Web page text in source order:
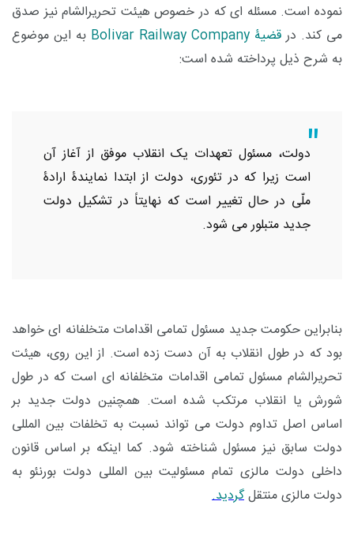
نموده است. مسئله ای که در خصوص هیئت تحریرالشام نیز صدق
می کند. درقضیۀ Bolivar Railway Company به این موضوع
به شرح ذیل پرداخته شده است:
دولت، مسئول تعهدات یک انقلاب موفق از آغاز آن
است زیرا که در تئوری، دولت از ابتدا نمایندۀ ارادۀ
ملّی در حال تغییر است که نهایتاً در تشکیل دولت
جدید متبلور می شود.
بنابراین حکومت جدید مسئول تمامی اقدامات متخلفانه ای خواهد
بود که در طول انقلاب به آن دست زده است. از این روی، هیئت
تحریرالشام مسئول تمامی اقدامات متخلفانه ای است که در طول
شورش یا انقلاب مرتکب شده است. همچنین دولت جدید بر
اساس اصل تداوم دولت می تواند نسبت به تخلفات بین المللی
دولت سابق نیز مسئول شناخته شود. کما اینکه بر اساس قانون
داخلی دولت مالزی تمام مسئولیت بین المللی دولت بورنئو به
دولت مالزی منتقلگردید.